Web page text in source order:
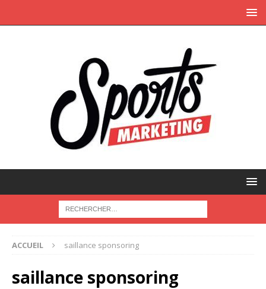
ACCUEIL saillance sponsoring
saillance sponsoring